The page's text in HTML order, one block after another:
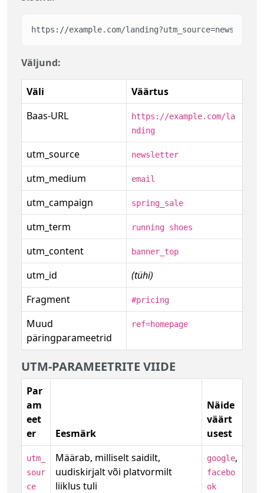
https://example.com/
Väljund:
Väli
Väärtus
Baas-URL
https://example.com/la
nding
utm_source newsletter
utm_medium email
utm_campaign spring_sale
utm_term running shoes
utm_content banner_top
utm_id
(tühi)
Fragment
#pricing
Muud
päringparameetrid
ref=homepage
UTM-PARAMEETRITE VIIDE
Par
am
eet
er
Eesmärk
Näide
väärt
usest
utm_
sour
ce
Määrab, milliselt saidilt,
uudiskirjalt või platvormilt
liiklus tuli
google,
facebo
ok